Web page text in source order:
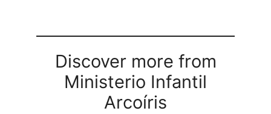
Discover more from
Ministerio Infantil
Arcoíris